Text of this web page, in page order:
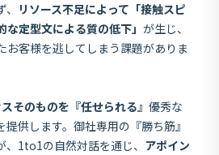
リソース不足によって「接触スピ
定型文による質の低下」 が生じ、
お客様を逃してしまう課題がありま
そのものを『任せられる』 優秀な
供します。御社専用の『勝ち筋』
1to1の自然対話を通じ、 アポイン